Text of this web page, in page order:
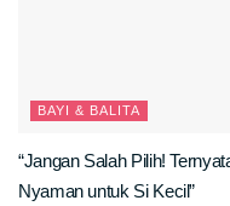
BAYI & BALITA
“Jangan Salah Pilih!
Nyaman untuk Si Kecil”